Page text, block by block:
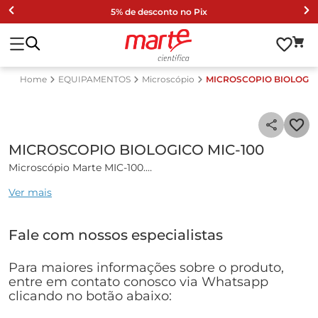
5% de desconto no Pix
EQUIPAMENTOS Microscópio MICROSCOPIO
MICROSCOPIO BIOLOGICO MIC-100
Microscópio Marte MIC-100.
Microscópio biológico binocular, com sistema ótico finito
antifungo e antimofo.
Estativa com base de grande dimensão construída em
metal, oferecendo operação livre de vibrações e com ótima
estabilidade, com design moderno e ótima ergonomia, e
feita com pintura eletrostática de alta durabilidade e
Ver mais
Fale com nossos especialistas
Para maiores informações sobre o produto,
entre em contato conosco via Whatsapp
clicando no botão abaixo: